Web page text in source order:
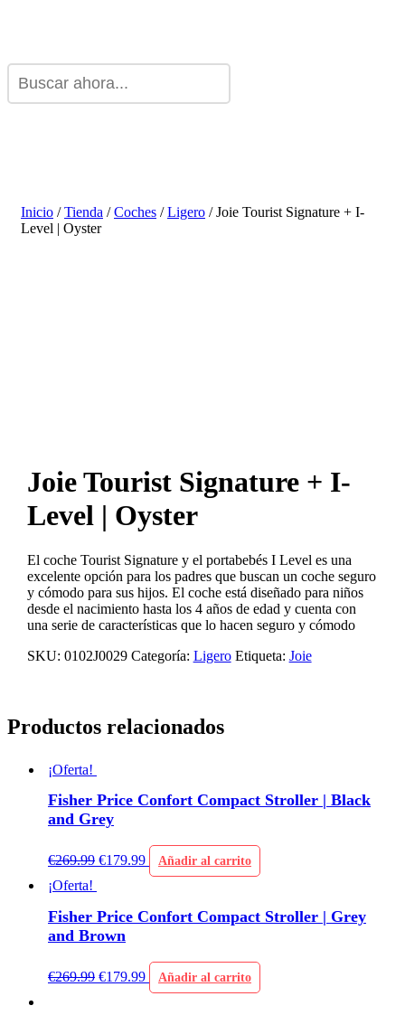
Inicio /Tienda /Coches /Ligero / Joie Tourist Signature + I-
Level | Oyster
Joie Tourist Signature + I-
Level | Oyster
El coche Tourist Signature y el portabebés I Level es una
excelente opción para los padres que buscan un coche seguro
y cómodo para sus hijos. El coche está diseñado para niños
desde el nacimiento hasta los 4 años de edad y cuenta con
una serie de características que lo hacen seguro y cómodo
SKU: 0102J0029 Categoría: Ligero Etiqueta: Joie
Productos relacionados
¡Oferta!
Fisher Price Confort Compact Stroller | Black
and Grey
€269.99 €179.99 Añadir al carrito
¡Oferta!
Fisher Price Confort Compact Stroller | Grey
and Brown
€269.99 €179.99 Añadir al carrito